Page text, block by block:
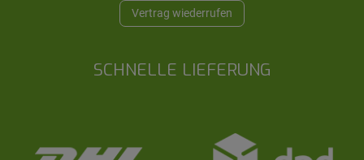
Vertrag wiederrufen
SCHNELLE LIEFERUNG